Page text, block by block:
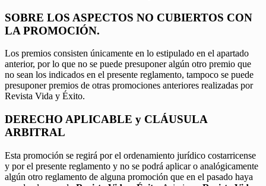
SOBRE LOS ASPECTOS NO CUBIERTOS CON
LA PROMOCIÓN.
Los premios consisten únicamente en lo estipulado en el apartado
anterior, por lo que no se puede presuponer algún otro premio que
no sean los indicados en el presente reglamento, tampoco se puede
presuponer premios de otras promociones anteriores realizadas por
Revista Vida y Éxito.
DERECHO APLICABLE y CLÁUSULA
ARBITRAL
Esta promoción se regirá por el ordenamiento jurídico costarricense
y por el presente reglamento y no se podrá aplicar o analógicamente
algún otro reglamento de alguna promoción que en el pasado haya